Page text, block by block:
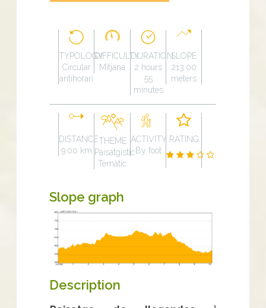
TYPOLOGY
Circular
antihorari
DIFFICULTY
Mitjana
DURATION
2 hours
55
minutes
SLOPE
213.00
meters
DISTANCE
9.00 km
THEME
Paisatgístic
Temàtic
ACTIVITY
By foot
RATING
Slope graph
Description